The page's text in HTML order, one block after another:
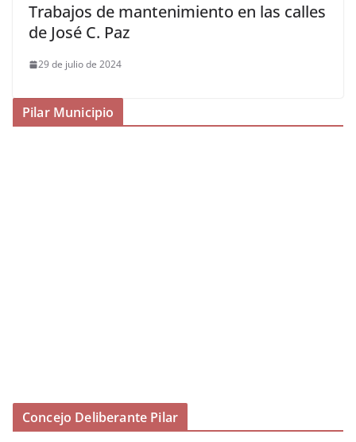
Trabajos de mantenimiento en las calles
de José C. Paz
29 de julio de 2024
Pilar Municipio
Concejo Deliberante Pilar